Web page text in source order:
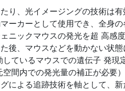
り、光イメージングの技術は
カーとして使用でき、全身
ニックマウスの発光を超 高感
、マウスなどを動かない状
ているマウスでの遺伝子 発現
間内での発光量の補正が必要
による追跡技術を軸として、